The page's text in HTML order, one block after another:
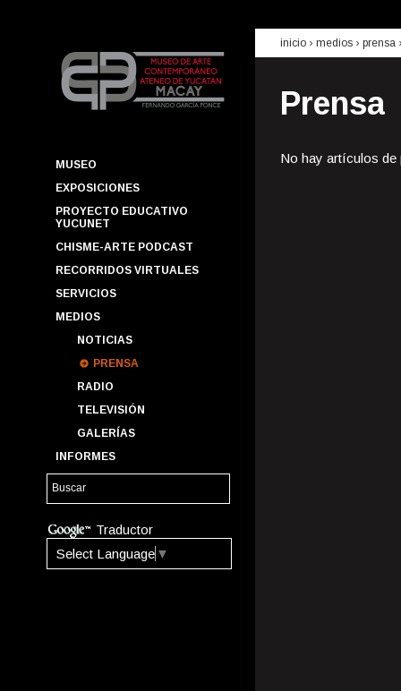
MUSEO
EXPOSICIONES
PROYECTO EDUCATIVO
YUCUNET
CHISME-ARTE PODCAST
RECORRIDOS VIRTUALES
SERVICIOS
MEDIOS
NOTICIAS
PRENSA
RADIO
TELEVISIÓN
GALERÍAS
INFORMES
Traductor
Select Language ▼
inicio › medios › prensa
Prensa
No hay artículos de